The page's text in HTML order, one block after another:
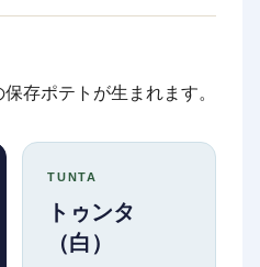
存ポテトが生まれます。
TUNTA
トゥンタ
（白）